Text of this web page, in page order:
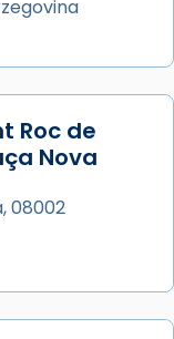
Cugat, a
la tradició
a Júlia”) i
Roc de
Nova
08002